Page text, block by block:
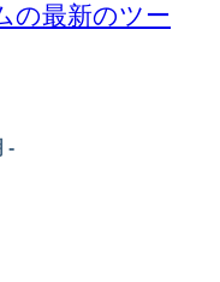
の最新のツー
-